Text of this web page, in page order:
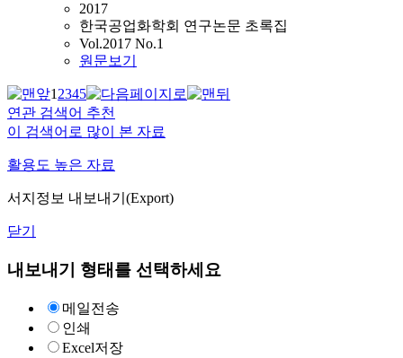
2017
한국공업화학회 연구논문 초록집
Vol.2017 No.1
원문보기
12345
연관 검색어 추천
이 검색어로 많이 본 자료
활용도 높은 자료
서지정보 내보내기(Export)
닫기
내보내기 형태를 선택하세요
메일전송
인쇄
Excel저장